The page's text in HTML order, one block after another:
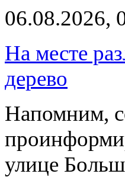
06.08.2026,
На месте
дерево
Напомним,
улице